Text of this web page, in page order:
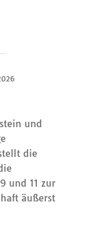
und
die
und 11 zur
äußerst